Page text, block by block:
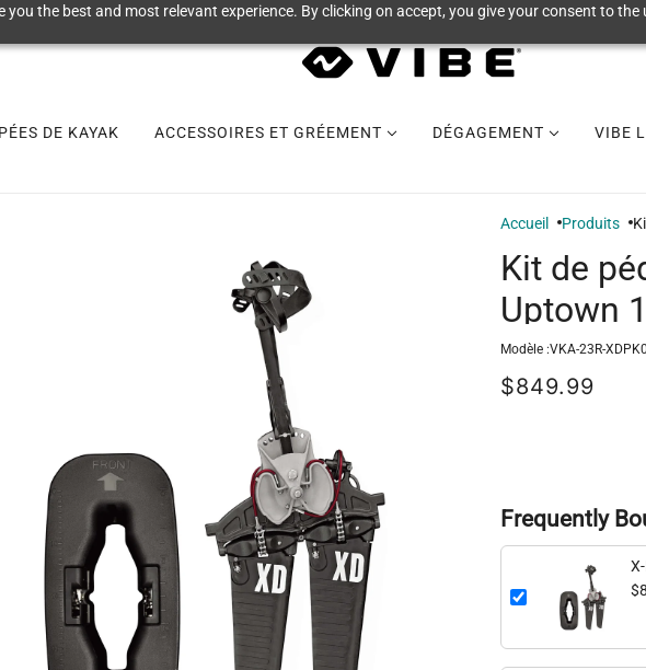
you the best and most relevant experience. By clicking on accept, you give your consent to
DE KAYAK ACCESSOIRES ET GRÉEMENT DÉGAGEMENT VIBE
Accueil Produits
Kit de
Uptown
Modèle :VKA-23R-
$849.99
Frequently